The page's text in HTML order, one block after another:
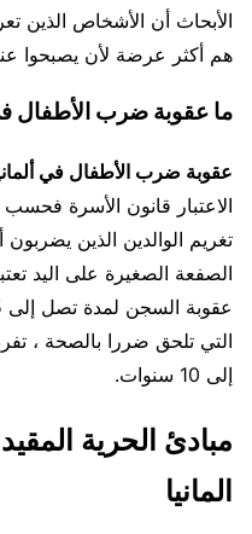
الأبحاث أن الأشخاص الذين
هم أكثر عرضة لأن يصبحوا
ما عقوبة ضرب الأطفال
عقوبة ضرب الأطفال في
الاعتبار قانون الأسرة فحسب
تغريم الوالدين الذين
الصفعة الصغيرة على اليد
التي تلحق ضررا بالصحة ،
إلى 10 سنوات.
مبادئ الحرية
المانيا